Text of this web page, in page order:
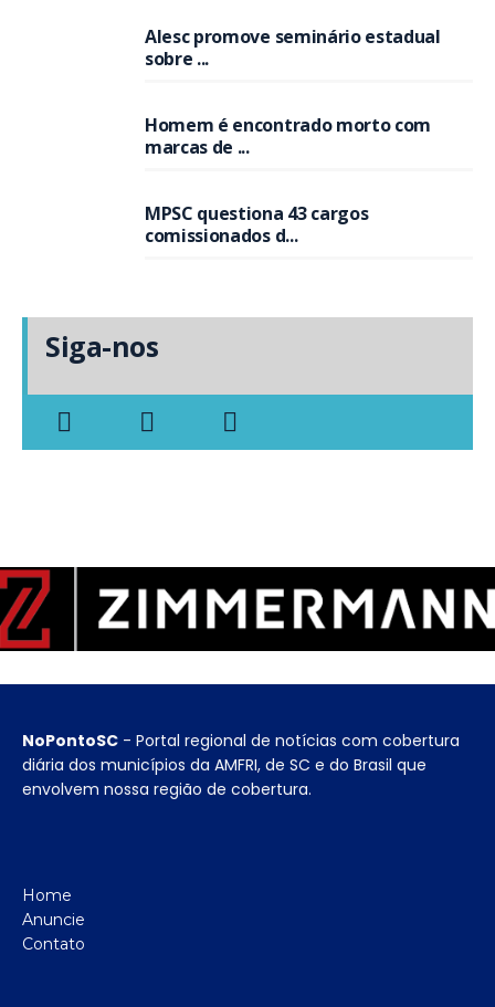
Alesc promove seminário estadual
sobre ...
Homem é encontrado morto com
marcas de ...
MPSC questiona 43 cargos
comissionados d...
Siga-nos
NoPontoSC - Portal regional de notícias com cobertura
diária dos municípios da AMFRI, de SC e do Brasil que
envolvem nossa região de cobertura.
Home
Anuncie
Contato